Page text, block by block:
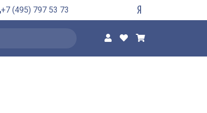
+7 (495) 797 53 73